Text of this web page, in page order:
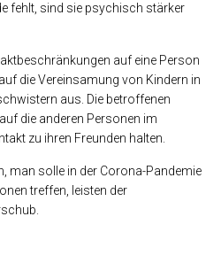
fehlt, sind sie psychisch stärker
auf eine Person
die Vereinsamung von Kindern in
aus. Die betroffenen
die anderen Personen im
zu ihren Freunden halten.
man solle in der Corona-Pandemie
treffen, leisten der